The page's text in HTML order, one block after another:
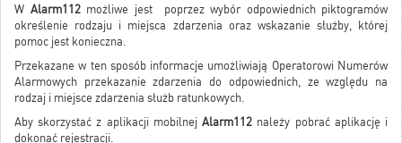
W Alarm112możliwe jest poprzez wybór odpowiednich piktogramów
określenie rodzaju i miejsca zdarzenia oraz wskazanie służby, której
pomoc jest konieczna.
Przekazane w ten sposób informacje umożliwiają Operatorowi Numerów
Alarmowych przekazanie zdarzenia do odpowiednich, ze względu na
rodzaj i miejsce zdarzenia służb ratunkowych.
Aby skorzystać z aplikacji mobilnejAlarm112 należy pobrać aplikację i
dokonać rejestracji.